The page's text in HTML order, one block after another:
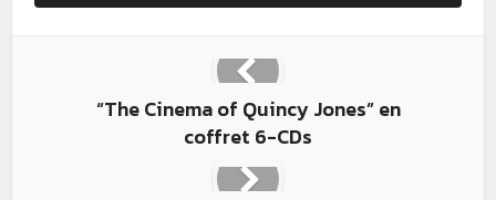
“The Cinema of Quincy Jones” en
coffret 6-CDs